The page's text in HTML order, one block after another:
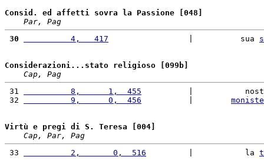
Consid. ed affetti sovra la Passione [048]
Par, Pag
30
          4,   417
                 |          sua
Considerazioni...stato religioso [099b]
Cap, Pag
31
          8,      1,  455
|
32
          9,      0,  456
Virtù e pregi di S. Teresa [004]
Cap, Par, Pag
33
          2,       0,  516
         |           la